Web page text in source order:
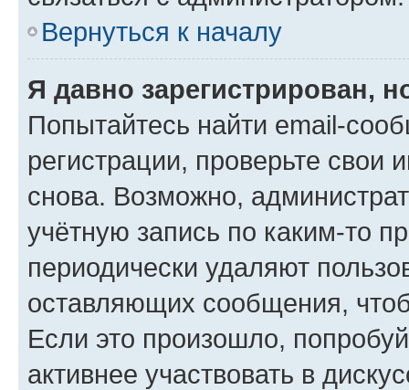
Вернуться к началу
Я давно зарегистрирован,
Попытайтесь найти email-
регистрации, проверьте свои
снова. Возможно,
учётную запись по каким-то
периодически удаляют
оставляющих сообщения,
Если это произошло,
активнее участвовать в